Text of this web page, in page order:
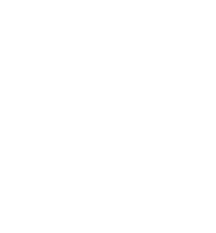
recente
la mare
la mic